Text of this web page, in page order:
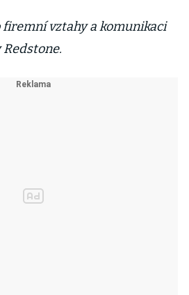
vztahy a komunikaci